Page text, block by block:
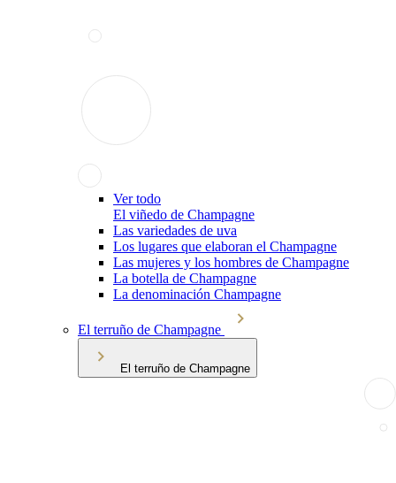
Ver todo
El viñedo de Champagne
Las variedades de uva
Los lugares que elaboran el Champagne
Las mujeres y los hombres de Champagne
La botella de Champagne
La denominación Champagne
El terruño de Champagne
El terruño de Champagne